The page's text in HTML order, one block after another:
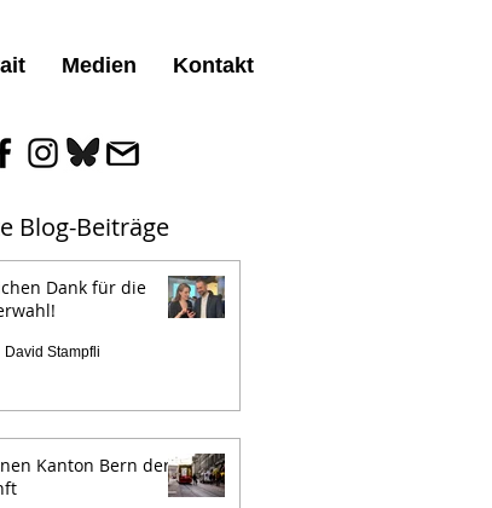
Medien Kontakt
Dank für die
David Stampfli
Kanton Bern der
Blog-Beiträge